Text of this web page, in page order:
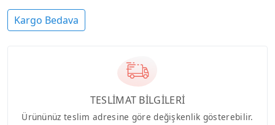
Kargo Bedava
TESLİMAT BİLGİLERİ
Ürününüz teslim adresine göre değişkenlik gösterebilir.